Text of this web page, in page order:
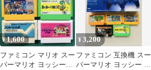
¥1,600
ファミコン マリオ スー
パーマリオ ヨッシーの
¥3,200
ファミコン 互換機 スー
パーマリオ ヨッシー マ